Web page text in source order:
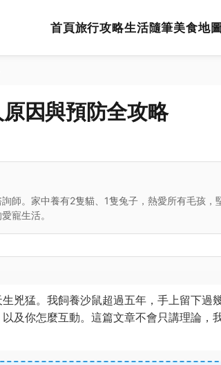
首頁旅行攻略生活隨筆美食地圖
因與預防全攻略
師。家中養有2隻貓、1隻兔子，熱愛所有毛孩
寵生活。
兇猛。我飼養沙鼠超過五年，手上留下過
及你怎麼互動。這篇文章不會只講理論，